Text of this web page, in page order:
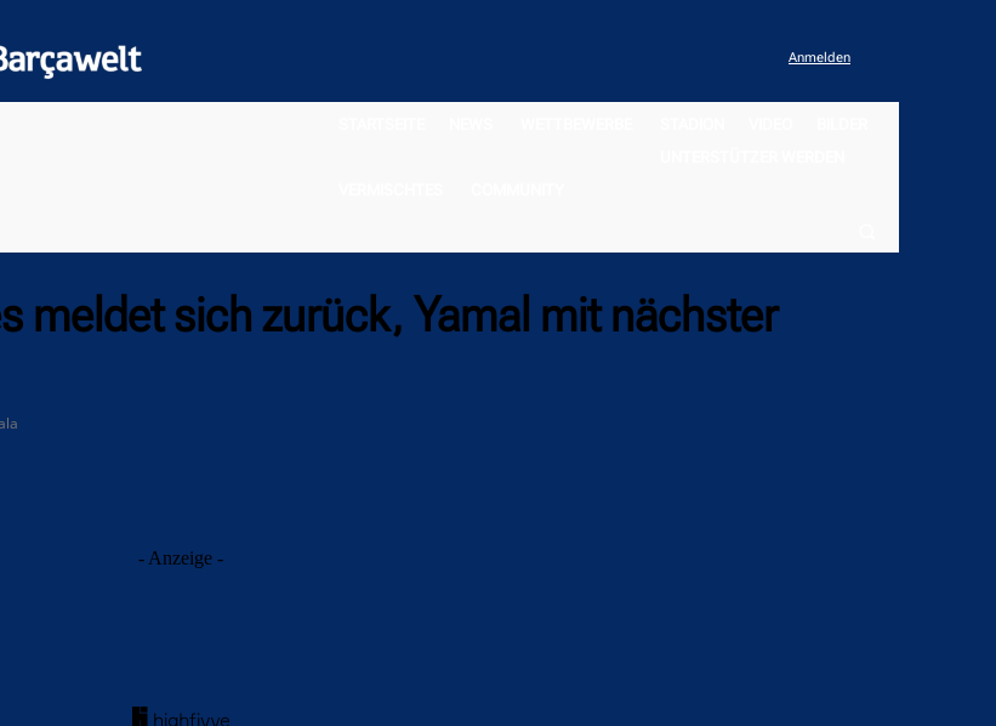
Anmelden
meldet sich zurück, Yamal mit nächster
- Anzeige -